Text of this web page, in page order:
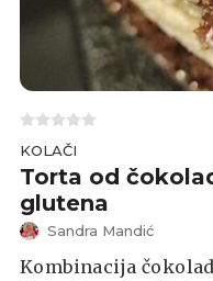
KOLAČI
Torta od
glutena
Sandra Mandić
Kombinacija